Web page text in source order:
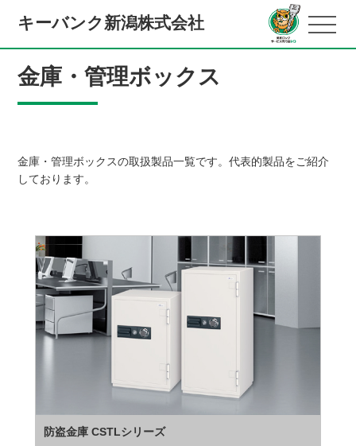
キーバンク新潟株式会社
金庫・管理ボックス
金庫・管理ボックスの取扱製品一覧です。代表的製品をご紹介
しております。
防盗金庫 CSTLシリーズ